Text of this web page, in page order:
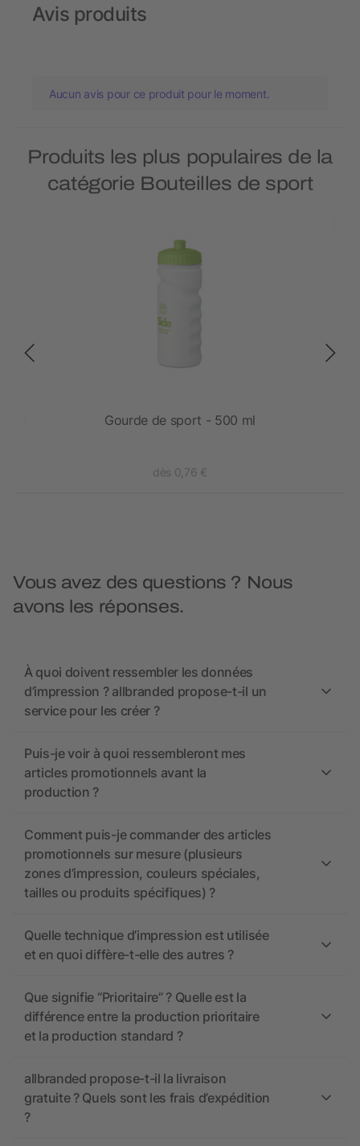
Avis produits
Aucun avis pour ce produit pour le moment.
Produits les plus populaires de la
catégorie Bouteilles de sport
Gourde de sport - 500 ml
dès 0,76 €
Vous avez des questions ? Nous
avons les réponses.
À quoi doivent ressembler les données
d’impression ? allbranded propose-t-il un
service pour les créer ?
Puis-je voir à quoi ressembleront mes
articles promotionnels avant la
production ?
Comment puis-je commander des articles
promotionnels sur mesure (plusieurs
zones d’impression, couleurs spéciales,
tailles ou produits spécifiques) ?
Quelle technique d’impression est utilisée
et en quoi diffère-t-elle des autres ?
Que signifie “Prioritaire” ? Quelle est la
différence entre la production prioritaire
et la production standard ?
allbranded propose-t-il la livraison
gratuite ? Quels sont les frais d’expédition
?